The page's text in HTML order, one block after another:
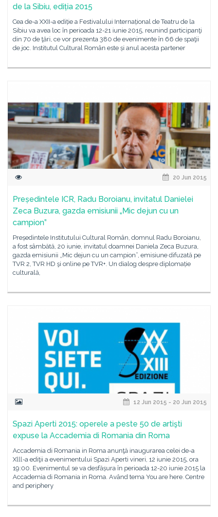
de la Sibiu, ediția 2015
Cea de-a XXII-a ediție a Festivalului Internațional de Teatru de la
Sibiu va avea loc în perioada 12-21 iunie 2015, reunind participanţi
din 70 de ţări, ce vor prezenta 380 de evenimente în 66 de spaţii
de joc. Institutul Cultural Român este și anul acesta partener
20 Jun 2015
Președintele ICR, Radu Boroianu, invitatul Danielei
Zeca Buzura, gazda emisiunii „Mic dejun cu un
campion”
Președintele Institutului Cultural Român, domnul Radu Boroianu,
a fost sâmbătă, 20 iunie, invitatul doamnei Daniela Zeca Buzura,
gazda emisiunii „Mic dejun cu un campion”, emisiune difuzată pe
TVR 2, TVR HD şi online pe TVR+. Un dialog despre diplomație
culturală,
12 Jun 2015 - 20 Jun 2015
Spazi Aperti 2015: operele a peste 50 de artişti
expuse la Accademia di Romania din Roma
Accademia di Romania in Roma anunţă inaugurarea celei de-a
Xlll-a ediţii a evenimentului Spazi Aperti vineri, 12 iunie 2015, ora
19:00. Evenimentul se va desfășura în perioada 12-20 iunie 2015 la
Accademia di Romania in Roma. Având tema You are here. Centre
and periphery